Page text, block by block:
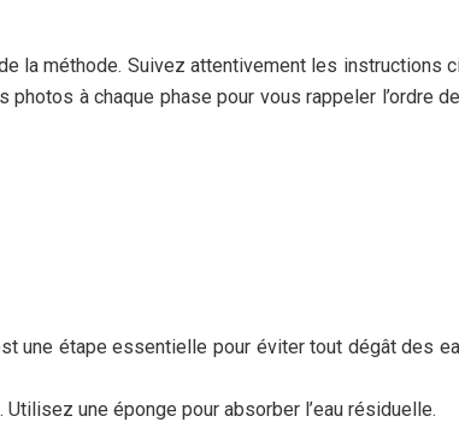
la méthode. Suivez attentivement les instructions
à chaque phase pour vous rappeler l’ordre
une étape essentielle pour éviter tout dégât des
une éponge pour absorber l’eau résiduelle.